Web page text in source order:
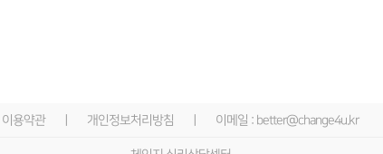
이용약관 개인정보처리방침 이메일 : better@change4u.kr